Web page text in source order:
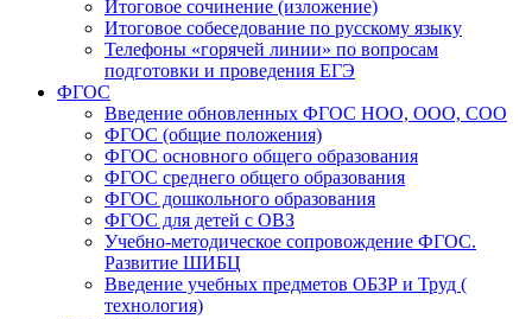
Итоговое сочинение (изложение)
Итоговое собеседование по русскому языку
Телефоны «горячей линии» по вопросам
подготовки и проведения ЕГЭ
ФГОС
Введение обновленных ФГОС НОО, ООО, СОО
ФГОС (общие положения)
ФГОС основного общего образования
ФГОС среднего общего образования
ФГОС дошкольного образования
ФГОС для детей с ОВЗ
Учебно-методическое сопровождение ФГОС.
Развитие ШИБЦ
Введение учебных предметов ОБЗР и Труд (
технология)